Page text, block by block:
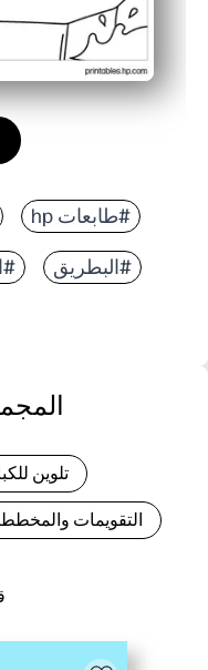
#طابعات hp
#البطريق
تلوين
التقويمات